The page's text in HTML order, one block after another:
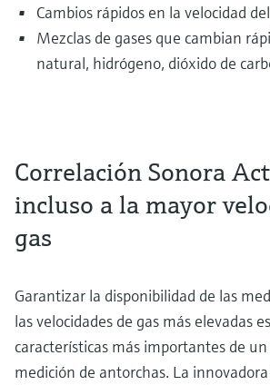
Cambios rápidos en la velocidad
Mezclas de gases que cambian
natural, hidrógeno, dióxido de
Correlación Sonora
incluso a la mayor
gas
Garantizar la disponibilidad de las
las velocidades de gas más elevadas
características más importantes de
medición de antorchas. La